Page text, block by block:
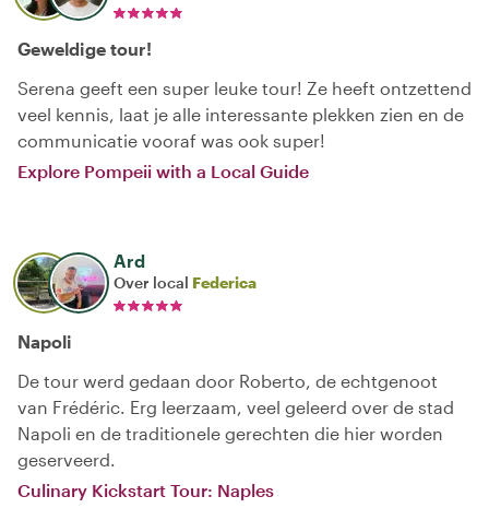
Geweldige tour!
Serena geeft een super leuke tour! Ze heeft ontzettend
veel kennis, laat je alle interessante plekken zien en de
communicatie vooraf was ook super!
Explore Pompeii with a Local Guide
Ard
Over local Federica
Napoli
De tour werd gedaan door Roberto, de echtgenoot
van Frédéric. Erg leerzaam, veel geleerd over de stad
Napoli en de traditionele gerechten die hier worden
geserveerd.
Culinary Kickstart Tour: Naples